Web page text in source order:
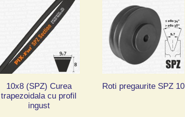
10x8 (SPZ) Curea
trapezoidala cu profil
ingust
Roti pregaurite SPZ 10